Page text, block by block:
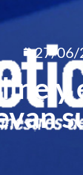
27/06/
y